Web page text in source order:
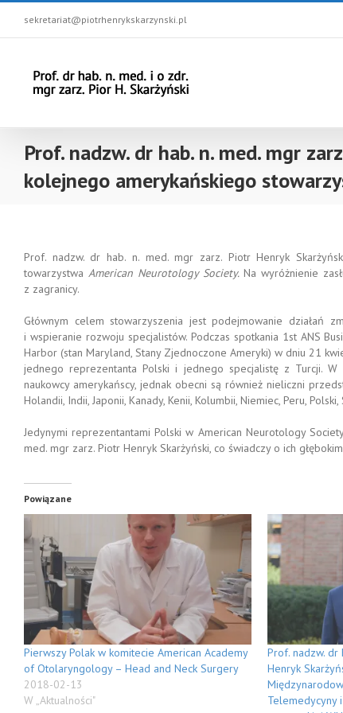
sekretariat@piotrhenrykskarzynski.pl
Prof. nadzw. dr hab. n. med. mgr
kolejnego amerykańskiego
Prof. nadzw. dr hab. n. med. mgr zarz. Piotr Henryk
towarzystwa American Neurotology Society. Na wyróżnienie
z zagranicy.
Głównym celem stowarzyszenia jest podejmowanie działań
i wspieranie rozwoju specjalistów. Podczas spotkania 1st ANS
Harbor (stan Maryland, Stany Zjednoczone Ameryki) w dniu 21
jednego reprezentanta Polski i jednego specjalistę z Turcji.
naukowcy amerykańscy, jednak obecni są również nieliczni
Holandii, Indii, Japonii, Kanady, Kenii, Kolumbii, Niemiec, Peru,
Jedynymi reprezentantami Polski w American Neurotology
med. mgr zarz. Piotr Henryk Skarżyński, co świadczy o ich
Powiązane
Pierwszy Polak w komitecie American Academy
of Otolaryngology – Head and Neck Surgery
2018-02-13
W „Aktualności"
Prof. nadzw. dr
Henryk
Telemedycyny